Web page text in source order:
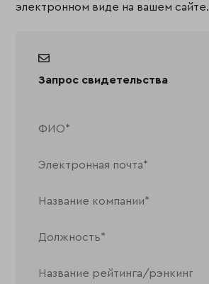
электронном виде на вашем сайте.
Запрос свидетельства